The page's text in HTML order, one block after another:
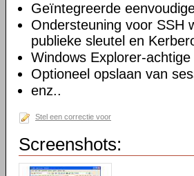
Geïntegreerde
Ondersteuning voor SSH
publieke sleutel en
Windows Explorer-
Optioneel opslaan van
enz..
Stel een correctie voor
Screenshots: